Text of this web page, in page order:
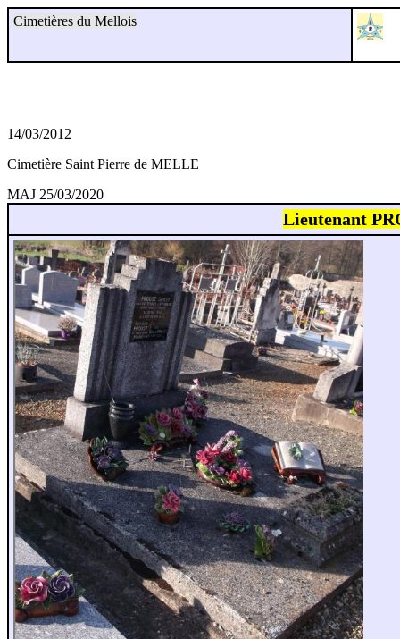
Cimetières du Mellois
14/03/2012
Cimetière Saint Pierre de MELLE
MAJ 25/03/2020
Lieutenant